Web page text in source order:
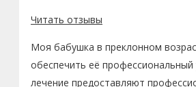
Читать отзывы
Моя бабушка в преклонном
обеспечить её
лечение предоставляют